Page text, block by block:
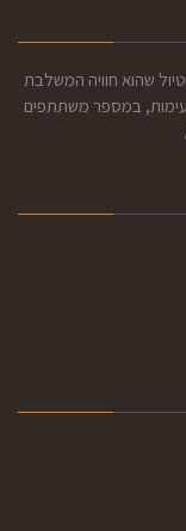
טיול שהוא חוויה המשלבת
במספר משתתפים